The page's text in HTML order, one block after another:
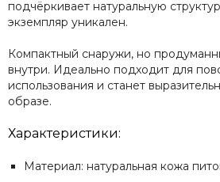
подчёркивает натуральную
экземпляр уникален.
Компактный снаружи, но
внутри. Идеально подходит для
использования и станет
образе.
Характеристики:
Материал: натуральная кожа